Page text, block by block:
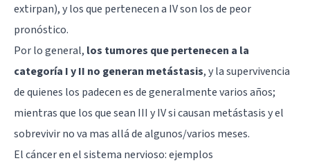
extirpan), y los que pertenecen a IV son los de peor
pronóstico.
Por lo general, los tumores que pertenecen a la
categoría I y II no generan metástasis, y la supervivencia
de quienes los padecen es de generalmente varios años;
mientras que los que sean III y IV si causan metástasis y el
sobrevivir no va mas allá de algunos/varios meses.
El cáncer en el sistema nervioso: ejemplos